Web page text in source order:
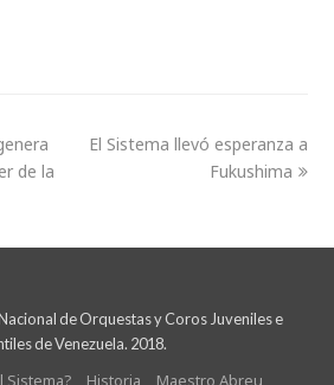
de la
El Sistema llevó esperanza a
Fukushima
de Orquestas y Coros Juveniles e
de Venezuela. 2018.
Sistema? Historia Maestro Abreu